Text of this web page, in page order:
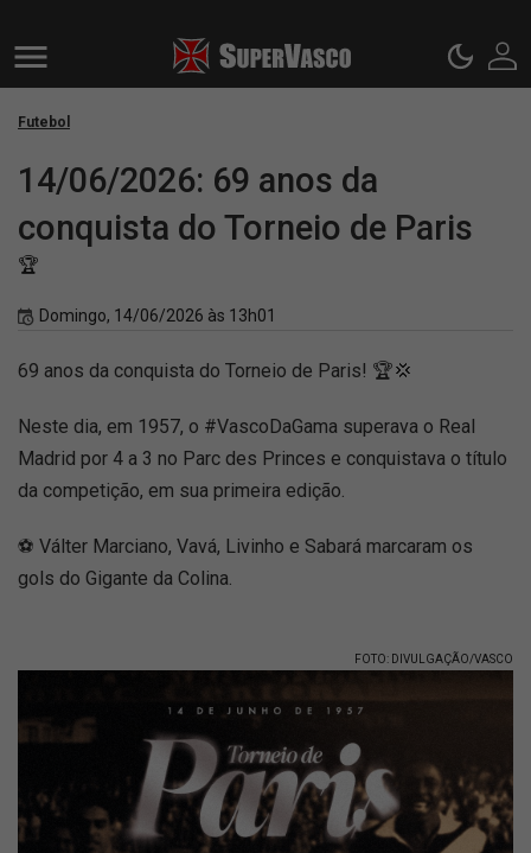
Futebol
14/06/2026: 69 anos da
conquista do Torneio de Paris
🏆
Domingo, 14/06/2026 às 13h01
69 anos da conquista do Torneio de Paris! 🏆💢
Neste dia, em 1957, o #VascoDaGama superava o Real
Madrid por 4 a 3 no Parc des Princes e conquistava o título
da competição, em sua primeira edição.
⚽️ Válter Marciano, Vavá, Livinho e Sabará marcaram os
gols do Gigante da Colina.
FOTO: DIVULGAÇÃO/VASCO